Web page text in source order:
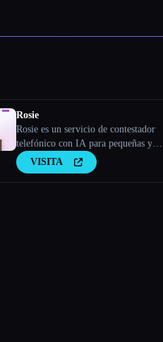
Rosie
Rosie es un servicio de contestador
telefónico con IA para pequeñas y
medianas empresas.
VISITA